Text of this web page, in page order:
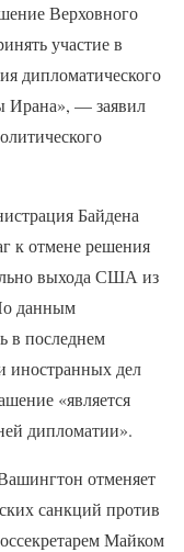
Верховного
участие в
дипломатического
Ирана», — заявил
Байдена
к отмене решения
выхода США из
данным
в последнем
иностранных дел
«является
дипломатии».
отменяет
санкций против
Майком